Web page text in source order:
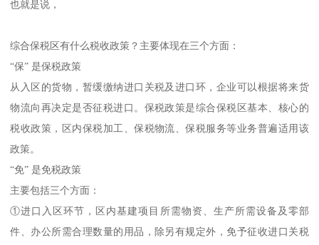
也就是说，
综合保税区有什么税收政策？主要体现在三个方面：
“保” 是保税政策
从入区的货物，暂缓缴纳进口关税及进口环，企业可以根据将来货
物流向再决定是否征税进口。保税政策是综合保税区基本、核心的
税收政策，区内保税加工、保税物流、保税服务等业务普遍适用该
政策。
“免” 是免税政策
主要包括三个方面：
①进口入区环节，区内基建项目所需物资、生产所需设备及零部
件、办公所需合理数量的用品，除另有规定外，免予征收进口关税